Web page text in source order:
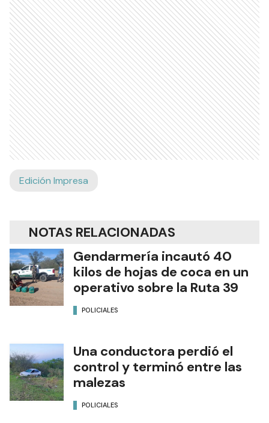
Edición Impresa
NOTAS RELACIONADAS
Gendarmería incautó 40
kilos de hojas de coca en un
operativo sobre la Ruta 39
POLICIALES
Una conductora perdió el
control y terminó entre las
malezas
POLICIALES